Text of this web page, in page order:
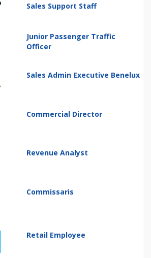
Sales Support Staff
Junior Passenger Traffic
Officer
Sales Admin Executive Benelux
Commercial Director
Revenue Analyst
Commissaris
Retail Employee